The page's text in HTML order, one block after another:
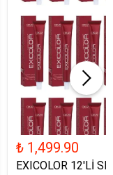
₺ 1,499.90
EXICOLOR 12'Lİ